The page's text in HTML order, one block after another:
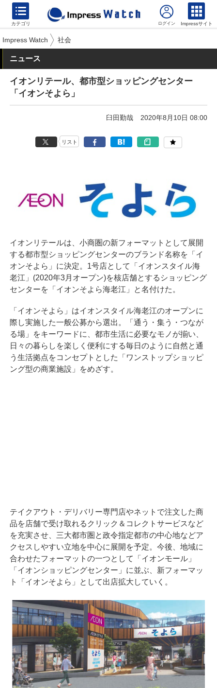
カテゴリ Impressサイト
Impress Watch 社会
ニュース
イオンリテール、都市型ショッピングセンター
「イオンそよら」
臼田勤哉 2020年8月10日 08:00
リスト
イオンリテールは、小商圏の新フォーマットとして展開
する都市型ショッピングセンターのブランド名称を「イ
オンそよら」に決定。1号店として「イオンスタイル海
老江」(2020年3月オープン)を核店舗とするショッピング
センターを「イオンそよら海老江」と名付けた。
「イオンそよら」はイオンスタイル海老江のオープンに
際し実施した一般公募から選出。「通う・集う・つなが
る場」をキーワードに、都市生活に必要なモノが揃い、
日々の暮らしを楽しく便利にする毎日のように自然と通
う生活拠点をコンセプトとした「ワンストップショッピ
ング型の商業施設」をめざす。
テイクアウト・デリバリー専門店やネットで注文した商
品を店舗で受け取れるクリック＆コレクトサービスなど
を充実させ、三大都市圏と政令指定都市の中心地などア
クセスしやすい立地を中心に展開を予定。今後、地域に
合わせたフォーマットの一つとして「イオンモール」
「イオンショッピングセンター」に並ぶ、新フォーマッ
ト「イオンそよら」として出店拡大していく。